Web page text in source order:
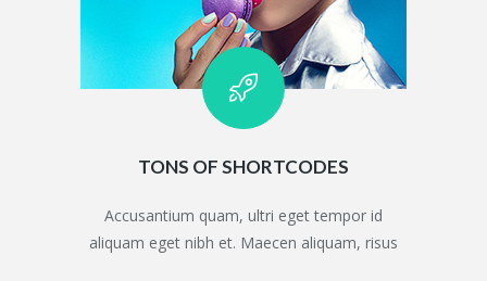
TONS OF SHORTCODES
Accusantium quam, ultri eget tempor id
aliquam eget nibh et. Maecen aliquam, risus